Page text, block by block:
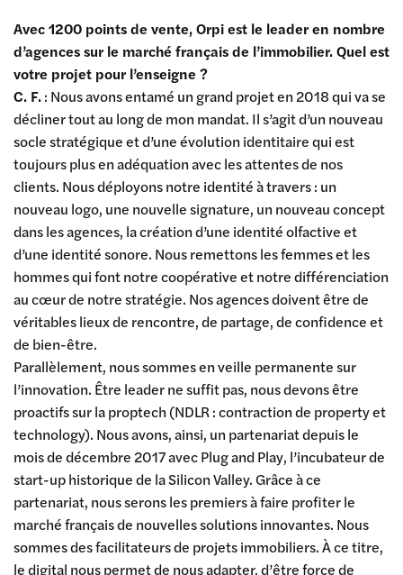
Avec 1200 points de vente, Orpi est le leader en nombre
d’agences sur le marché français de l’immobilier. Quel est
votre projet pour l’enseigne ?
C. F.: Nous avons entamé un grand projet en 2018 qui va se
décliner tout au long de mon mandat. Il s’agit d’un nouveau
socle stratégique et d’une évolution identitaire qui est
toujours plus en adéquation avec les attentes de nos
clients. Nous déployons notre identité à travers : un
nouveau logo, une nouvelle signature, un nouveau concept
dans les agences, la création d’une identité olfactive et
d’une identité sonore. Nous remettons les femmes et les
hommes qui font notre coopérative et notre différenciation
au cœur de notre stratégie. Nos agences doivent être de
véritables lieux de rencontre, de partage, de confidence et
de bien-être.
Parallèlement, nous sommes en veille permanente sur
l’innovation. Être leader ne suffit pas, nous devons être
proactifs sur la proptech (NDLR : contraction de property et
technology). Nous avons, ainsi, un partenariat depuis le
mois de décembre 2017 avec Plug and Play, l’incubateur de
start-up historique de la Silicon Valley. Grâce à ce
partenariat, nous serons les premiers à faire profiter le
marché français de nouvelles solutions innovantes. Nous
sommes des facilitateurs de projets immobiliers. À ce titre,
le digital nous permet de nous adapter, d’être force de